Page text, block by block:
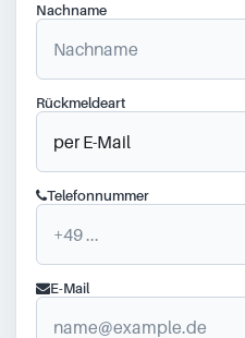
Nachname
Rückmeldeart
Telefonnummer
E-Mail